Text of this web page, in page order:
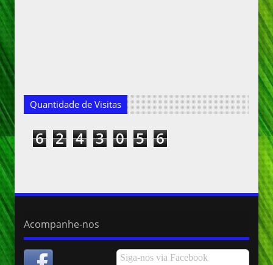
Quantidade de Visitas
6 2 4 3 0 5 6
Acompanhe-nos
Siga-nos via Facebook